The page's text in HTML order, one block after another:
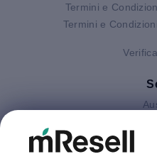
Termini e
Termini e
Gran